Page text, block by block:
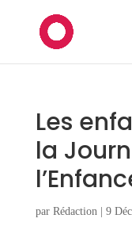
Les
la
par Rédaction| 9